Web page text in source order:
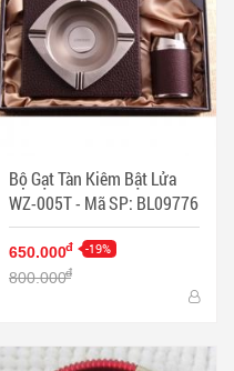
Bộ Gạt Tàn Kiêm Bật Lửa
WZ-005T - Mã SP: BL09776
650.000đ -19%
800.000đ